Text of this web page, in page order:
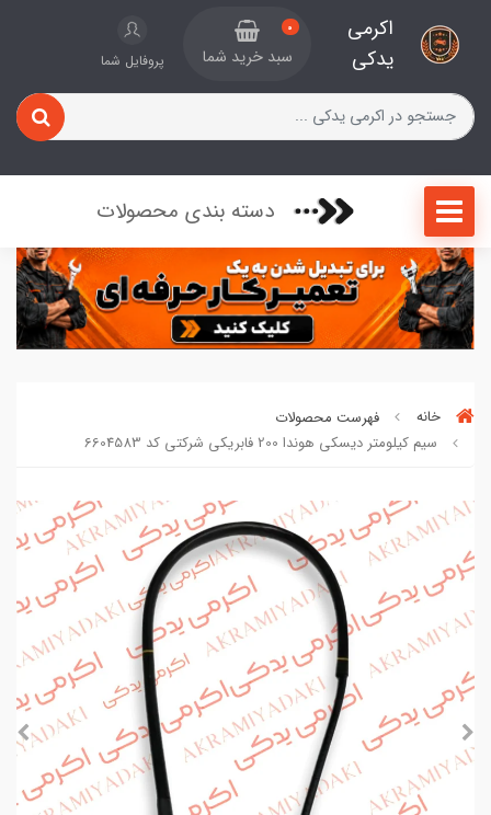
اکرمی
یدکی
0
سبد خرید شما پروفایل شما
دسته بندی محصولات
خانه
فهرست محصولات
سیم کیلومتر دیسکی هوندا 200 فابریکی شرکتی کد 6604583